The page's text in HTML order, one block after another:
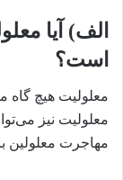
الف) آیا
است؟
معلولیت هیچ گاه
معلولیت نیز
مهاجرت معلولین